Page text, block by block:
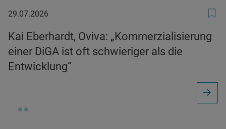
29.07.2026
29.07.2026
Kai Eberhardt, Oviva: „Kommerzialisierung
einer DiGA ist oft schwieriger als die
Entwicklung“